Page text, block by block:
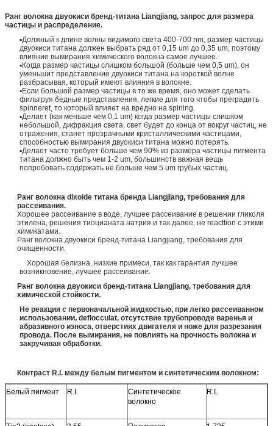
Ранг волокна двуокиси бренд-титана Liangjiang, запрос для размера
частицы и распределение.
▪Должный к длине волны видимого света 400-700 nm, размер частицы
двуокиси титана должен выбрать ряд от 0,15 um до 0,35 um, поэтому
влияние вымирания химического волокна самое лучшее.
▪Когда размер частицы слишком большой (больше чем 0,5 um), он
уменьшит представление двуокиси титана на короткой волне
разбрасывая, который имеют влияния в волокне.
▪Если большой размер частицы в то же время, оно может сделать
фильтруя бедные представления, легкие для того чтобы преградить
spinneret, то который влияет на вредно на spining.
▪Делает (как меньше чем 0,1 um) когда размер частицы слишком
небольшой, дифракция света, свет будет до конца от вокруг частиц, не
отражения, станет прозрачными кристаллическими частицами,
способностью вымирания двуокиси титана можно потерять.
▪Делает часто требует больше чем 90% из размера частицы пигмента
титана должно быть чем 1-2 um, большинств важная вещь
попробовать содержать не больше чем 5 um грубых частиц.
Ранг волокна dixoide титана бренда Liangjiang, требования для
рассеивания.
Хорошее рассеивание в воде, лучшее рассеивание в решении гликоля
этилена, решения тиоцианата натрия и так далее, не reacttion с этими
химикатами.
Ранг волокна двуокиси бренд-титана Liangjiang, требования для
очищенности.
Хорошая белизна, низкие примеси, так как гарантия лучшее
возникновение, лучшее рассеивание.
Ранг волокна двуокиси бренд-титана Liangjiang, требования для
химической стойкости.
Не реакция с первоначальной жидкостью, при легко рассеиванном
использовании, deflocculat, отсутствие трубопроводе варенья и
абразивного износа, отверстиях двигателя и ноже для разрезания
провода. После вымирания, не повлиять на прочность волокна и
закручивая обработки.
Контраст R.I. между белым пигментом и синтетическим волокном:
Белый пигмент R.I.
Синтетическое
волокно
R.I.